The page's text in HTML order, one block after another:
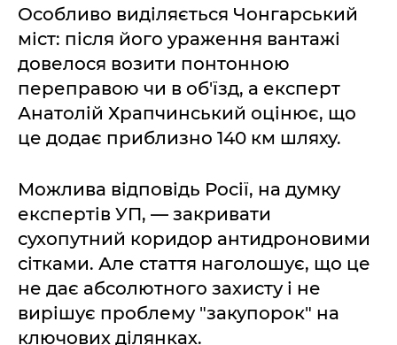
Особливо виділяється Чонгарський
міст: після його ураження вантажі
довелося возити понтонною
переправою чи в об'їзд, а експерт
Анатолій Храпчинський оцінює, що
це додає приблизно 140 км шляху.
Можлива відповідь Росії, на думку
експертів УП, — закривати
сухопутний коридор антидроновими
сітками. Але стаття наголошує, що це
не дає абсолютного захисту і не
вирішує проблему "закупорок" на
ключових ділянках.